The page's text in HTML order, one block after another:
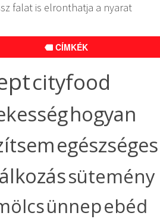
falat is elronthatja a nyarat
CÍMKÉK
cityfood
hogyan
egészséges
sütemény
ünnepebéd